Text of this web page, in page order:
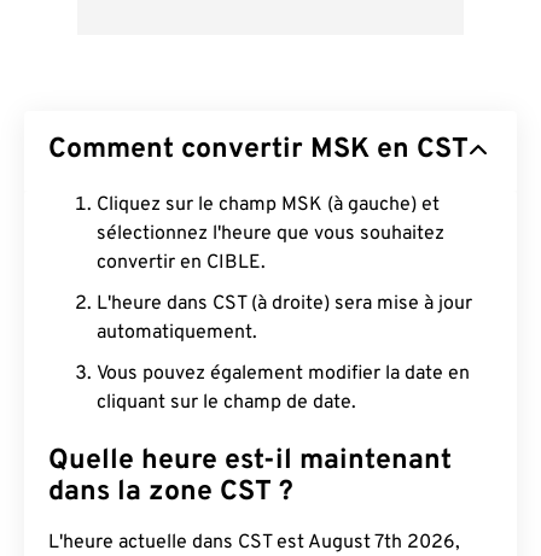
Comment convertir MSK en CST
Cliquez sur le champ MSK (à gauche) et
sélectionnez l'heure que vous souhaitez
convertir en CIBLE.
L'heure dans CST (à droite) sera mise à jour
automatiquement.
Vous pouvez également modifier la date en
cliquant sur le champ de date.
Quelle heure est-il maintenant
dans la zone CST ?
L'heure actuelle dans CST est August 7th 2026,